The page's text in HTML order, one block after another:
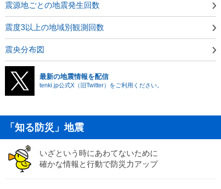
震源地ごとの地震発生回数
震度3以上の地域別観測回数
震央分布図
最新の地震情報を配信
tenki.jp公式X（旧Twitter）をご利用ください。
「知る防災」地震
いざという時にあわてないために
確かな情報と行動で防災力アップ